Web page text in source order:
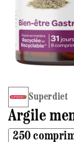
Superdiet
Argile
250